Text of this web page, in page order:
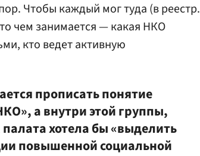
Чтобы каждый мог туда (в реестр.
чем занимается — какая НКО
кто ведет активную
прописать понятие
а внутри этой группы,
хотела бы «выделить
повышенной социальной